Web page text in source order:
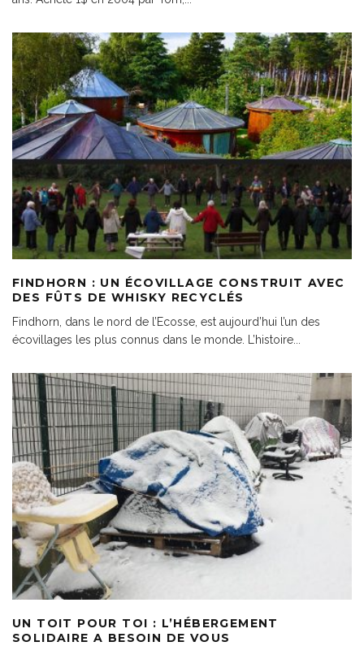
FINDHORN : UN ÉCOVILLAGE CONSTRUIT AVEC
DES FÛTS DE WHISKY RECYCLÉS
Findhorn, dans le nord de l’Ecosse, est aujourd’hui l’un des
écovillages les plus connus dans le monde. L’histoire
UN TOIT POUR TOI : L’HÉBERGEMENT
SOLIDAIRE A BESOIN DE VOUS